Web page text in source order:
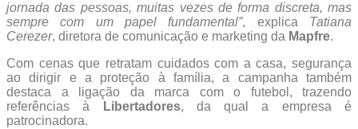
jornada das pessoas, muitas vezes de forma discreta, mas
sempre com um papel fundamental”, explica Tatiana
Cerezer, diretora de comunicação e marketing da Mapfre.
Com cenas que retratam cuidados com a casa, segurança
ao dirigir e a proteção à família, a campanha também
destaca a ligação da marca com o futebol, trazendo
referências à
Libertadores, da qual a empresa é
patrocinadora.